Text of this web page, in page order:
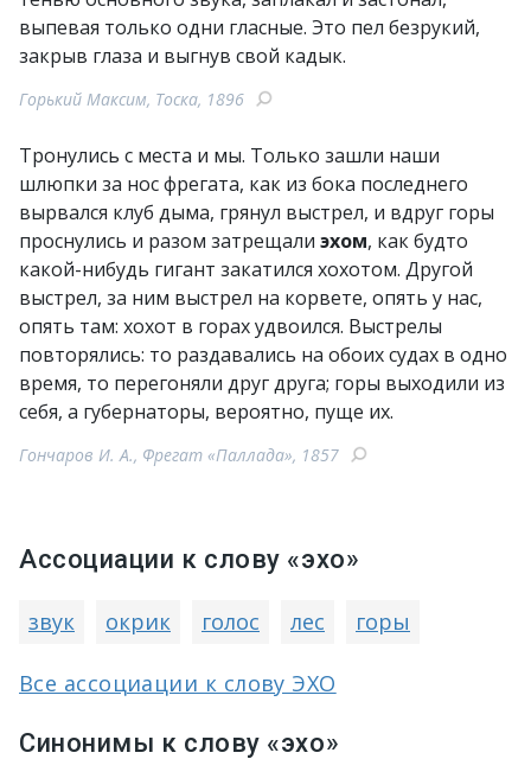
выпевая только одни гласные. Это пел безрукий,
закрыв глаза и выгнув свой кадык.
Горький Максим, Тоска, 1896
Тронулись с места и мы. Только зашли наши
шлюпки за нос фрегата, как из бока последнего
вырвался клуб дыма, грянул выстрел, и вдруг горы
проснулись и разом затрещали эхом, как будто
какой-нибудь гигант закатился хохотом. Другой
выстрел, за ним выстрел на корвете, опять у нас,
опять там: хохот в горах удвоился. Выстрелы
повторялись: то раздавались на обоих судах в одно
время, то перегоняли друг друга; горы выходили из
себя, а губернаторы, вероятно, пуще их.
Гончаров И. А., Фрегат «Паллада», 1857
Ассоциации к слову «эхо»
звук окрик голос лес горы
Все ассоциации к слову ЭХО
Синонимы к слову «эхо»